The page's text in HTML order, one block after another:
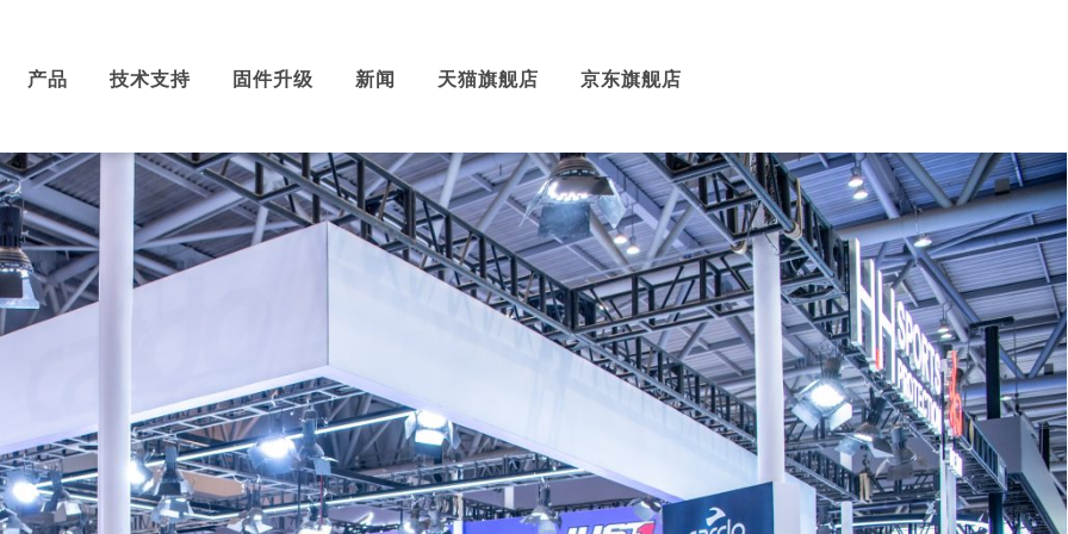
产品 技术支持 固件升级 新闻 天猫旗舰店 京东旗舰店